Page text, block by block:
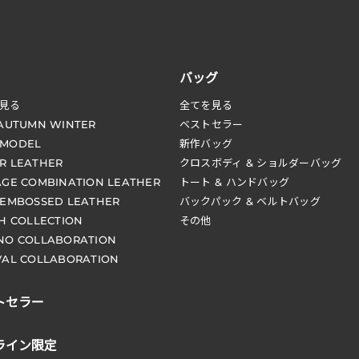
る
WINTER
LEATHER
COMBINATION LEATHER
LEATHER
COLLECTION
COLLABORATION
COLLABORATION
セラー
イン限定
バッグ
全てを見る
ベストセラー
新作バッグ
クロスボディ & ショルダーバッグ
トート & ハンドバッグ
バックパック & ベルトバッグ
その他